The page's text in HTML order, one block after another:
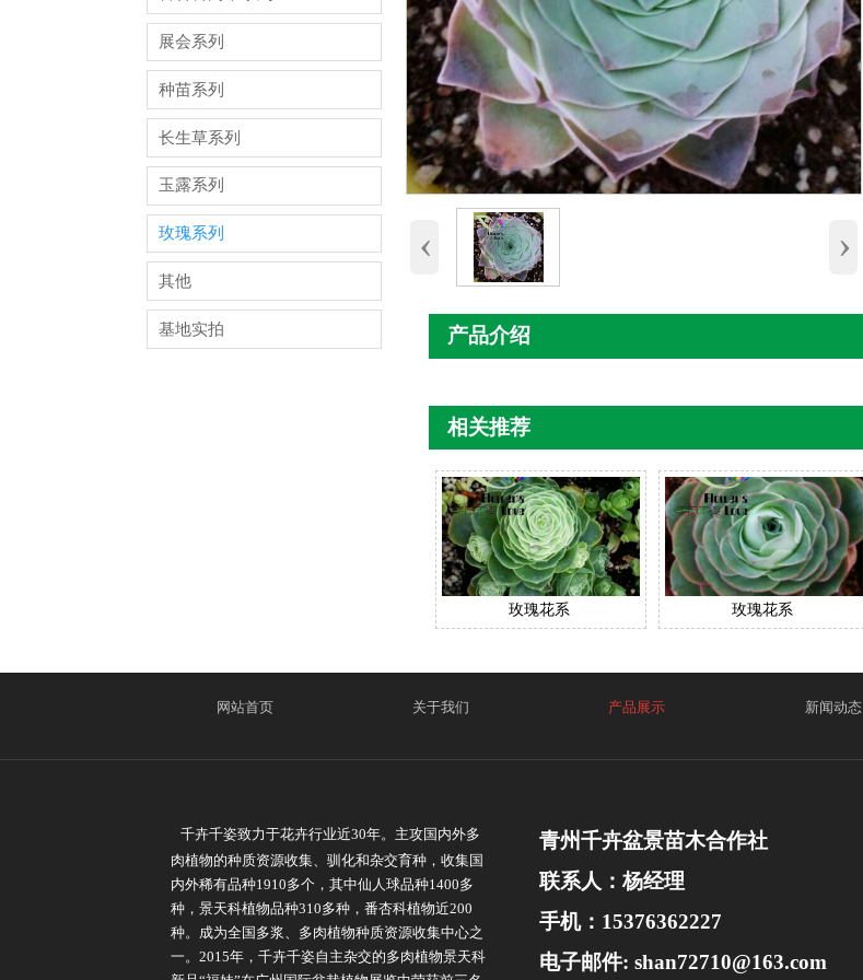
展会系列
种苗系列
长生草系列
玉露系列
玫瑰系列
其他
基地实拍
‹ ›
产品介绍
相关推荐
玫瑰花系 玫瑰花系
网站首页 关于我们 产品展示 新闻动态
千卉千姿致力于花卉行业近30年。主攻国内外多
肉植物的种质资源收集、驯化和杂交育种，收集国
内外稀有品种1910多个，其中仙人球品种1400多
种，景天科植物品种310多种，番杏科植物近200
种。成为全国多浆、多肉植物种质资源收集中心之
一。2015年，千卉千姿自主杂交的多肉植物景天科
青州千卉盆景苗木合作社
联系人：杨经理
手机：15376362227
电子邮件: shan72710@163.com